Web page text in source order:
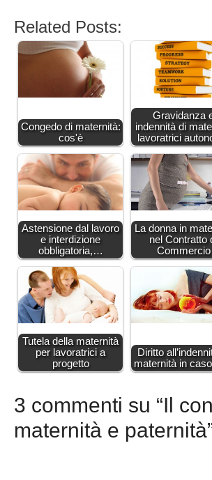
Related Posts:
Congedo di maternità:
cos'è
Gravidanza
indennità di
lavoratrici
Astensione dal lavoro
e interdizione
obbligatoria,…
La donna in
nel Contratto
Commercio
Tutela della maternità
per lavoratrici a
progetto
Diritto
maternità in
3 commenti su “Il
maternità e